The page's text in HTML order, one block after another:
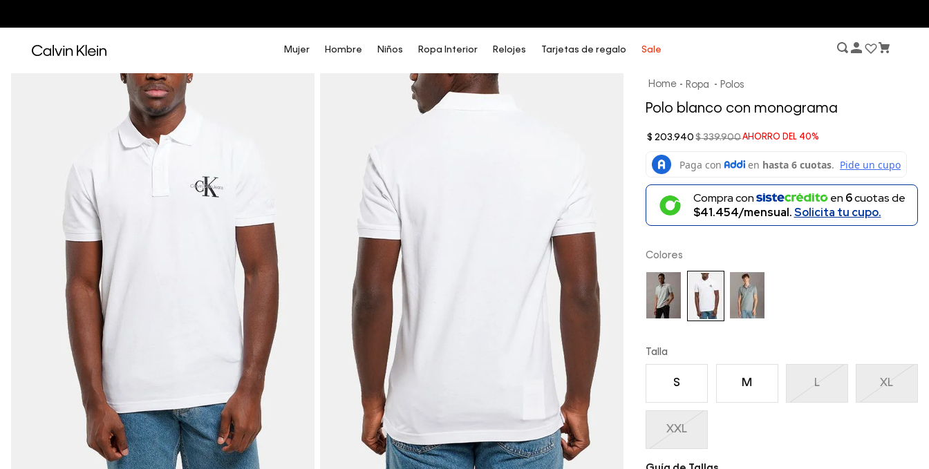
Mujer Hombre Niños Ropa Interior Relojes Tarjetas de regalo Sale
Ropa Polos
Polo blanco con monograma
AHORRO DEL 40%
$ 339.900
$ 203.940
Compra con en 6cuotas de
$41.454/mensual.Solicita tu cupo.
Colores
Talla
S M L XL
XXL